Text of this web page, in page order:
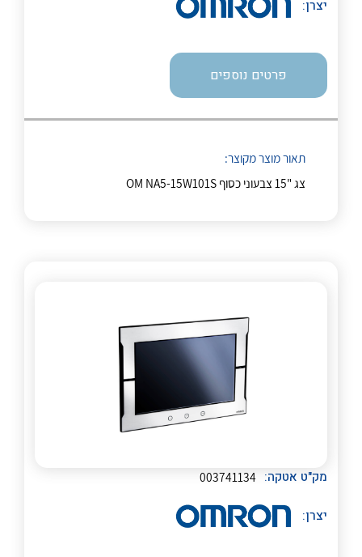
לכל מוצרי היצרן
לכל מוצרי היצרן לכל מוצרי היצרן
יצרן:
פרטים נוספים
תאור מוצר מקוצר:
צג "15 צבעוני כסוף OM NA5-15W101S
מק"ט אטקה: 003741134
יצרן: